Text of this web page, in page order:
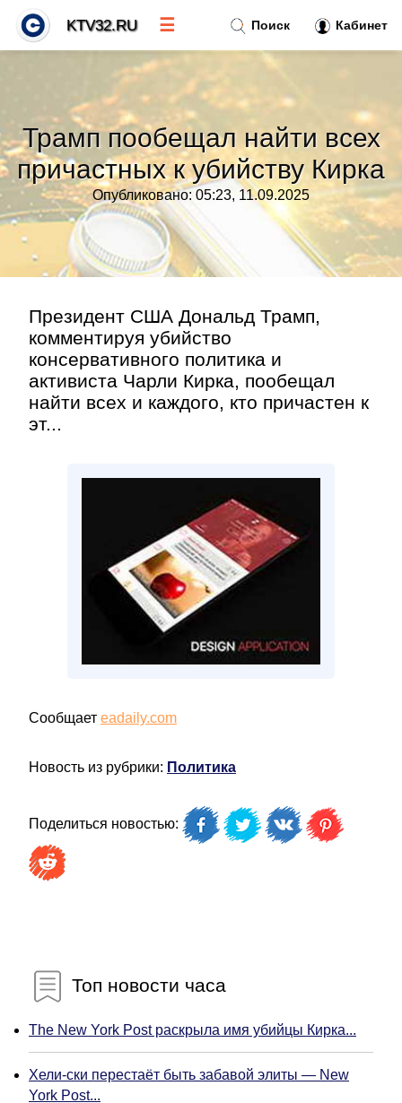
Трамп пообещал найти всех
причастных к убийству Кирка
Опубликовано: 05:23, 11.09.2025
Президент США Дональд Трамп,
комментируя убийство
консервативного политика и
активиста Чарли Кирка, пообещал
найти всех и каждого, кто причастен к
эт...
Сообщает eadaily.com
Новость из рубрики: Политика
Поделиться новостью:
Топ новости часа
The New York Post раскрыла имя убийцы Кирка...
Хели-ски перестаёт быть забавой элиты — New
York Post...
Поиск Кабинет
KTV32.RU ☰
Тренды новостей»
Рубрики»
Правила»
Контакт »